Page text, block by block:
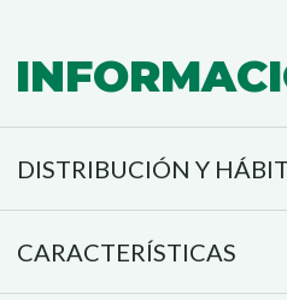
DISTRIBUCIÓN Y
CARACTERÍSTICAS